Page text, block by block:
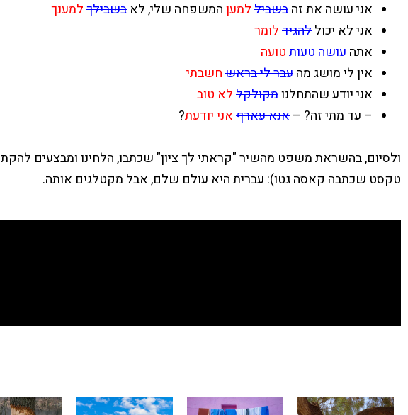
אני עושה את זהבשביללמעןהמשפחה שלי, לא בשבילךלמענך
אני לא יכוללהגידלומר
אתהעושה טעותטועה
אין לי מושג מהעבר לי בראשחשבתי
אני יודע שהתחלנומקולקללא טוב
– עד מתי זה? –אנא עארףאני יודעת?
ולסיום, בהשראת משפט מהשיר"קראתי לך ציון" שכתבו, הלחינו ומבצעים להקת Anna RF וההר
טקסט שכתבה קאסה גטו): עברית היא עולם שלם, אבל מקטלגים אותה.